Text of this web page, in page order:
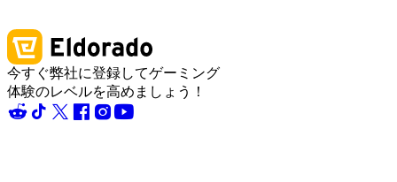
今すぐ弊社に登録してゲーミング
体験のレベルを高めましょう！